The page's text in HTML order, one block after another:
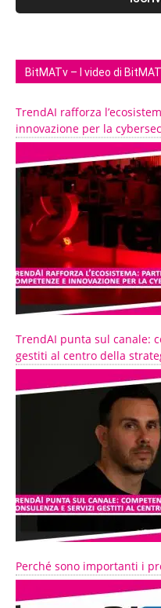
BitMATv – I video di BitMAT
TrendAI rafforza
innovazione per la
TrendAI punta sul canale:
gestiti al centro della
Perché sono importanti i